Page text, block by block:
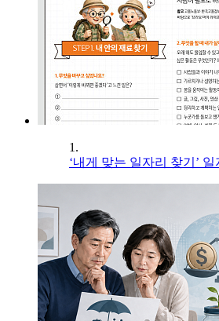
1.
‘내게 맞는 일자리 찾기’